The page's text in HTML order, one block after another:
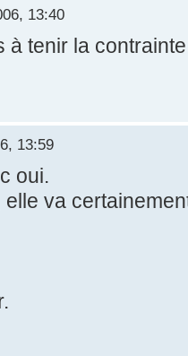
13:40
à tenir la
13:59
oui.
va